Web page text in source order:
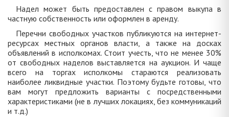
Надел может быть предоставлен с правом выкупа в
частную собственность или оформлен в аренду.
Перечни свободных участков публикуются на интернет-
ресурсах местных органов власти, а также на досках
объявлений в исполкомах. Стоит учесть, что не менее 30%
от свободных наделов выставляется на аукцион. И чаще
всего на торгах исполкомы стараются реализовать
наиболее ликвидные участки. Поэтому будьте готовы, что
вам могут предложить варианты с посредственными
характеристиками (не в лучших локациях, без коммуникаций
и т.д.)